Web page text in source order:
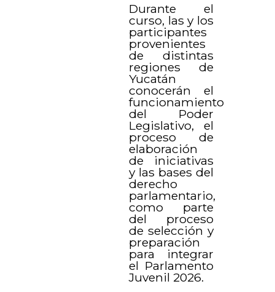
Durante el
curso, las y los
participantes
provenientes
de distintas
regiones de
Yucatán
conocerán el
funcionamiento
del Poder
Legislativo, el
proceso de
elaboración
de iniciativas
y las bases del
derecho
parlamentario,
como parte
del proceso
de selección y
preparación
para integrar
el Parlamento
Juvenil 2026.